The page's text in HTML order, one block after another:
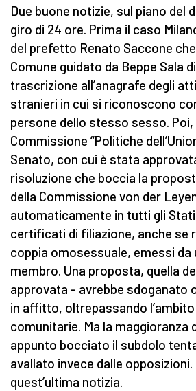
Due buone notizie, sul piano del
giro di 24 ore. Prima il caso
del prefetto Renato Saccone
Comune guidato da Beppe Sala
trascrizione all’anagrafe degli
stranieri in cui si riconoscono
persone dello stesso sesso.
Commissione “Politiche
Senato, con cui è stata
risoluzione che boccia la
della Commissione von der
automaticamente in tutti gli Stati
certificati di filiazione, anche se
coppia omosessuale, emessi
membro. Una proposta, quella
approvata - avrebbe sdoganato
in affitto, oltrepassando
comunitarie. Ma la maggioranza
appunto bocciato il subdolo
avallato invece dalle opposizioni.
quest’ultima notizia.